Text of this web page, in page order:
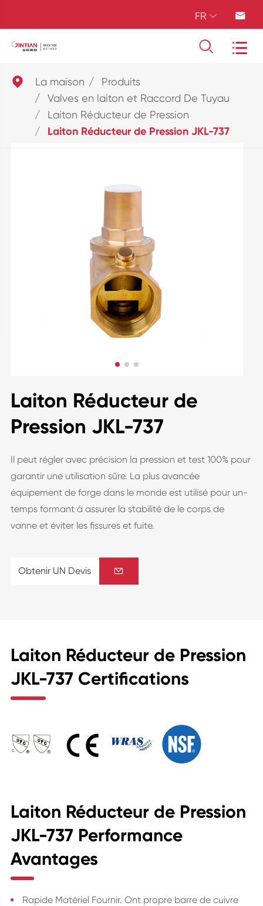
FR  
 
 La maison
Produits
Valves en laiton et Raccord De Tuyau
Laiton Réducteur de Pression
Laiton Réducteur de Pression JKL-737
Laiton Réducteur de
Pression JKL-737
Il peut régler avec précision la pression et test 100% pour
garantir une utilisation sûre. La plus avancée
équipement de forge dans le monde est utilisé pour un-
temps formant à assurer la stabilité de le corps de
vanne et éviter les fissures et fuite.
Obtenir UN Devis 
Laiton Réducteur de Pression
JKL-737 Certifications
Laiton Réducteur de Pression
JKL-737 Performance
Avantages
Rapide Matériel Fournir. Ont propre barre de cuivre